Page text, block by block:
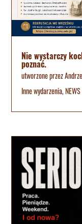
Nie wystarczy
poznać.
utworzone przez
Inne wydarzenia,NEWS